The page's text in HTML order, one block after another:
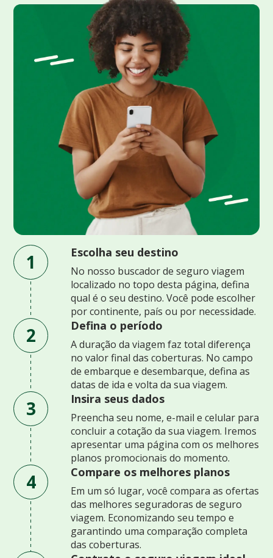
1 Escolha seu destino
No nosso buscador de seguro viagem
localizado no topo desta página, defina
qual é o seu destino. Você pode escolher
por continente, país ou por necessidade.
2 Defina o período
A duração da viagem faz total diferença
no valor final das coberturas. No campo
de embarque e desembarque, defina as
datas de ida e volta da sua viagem.
3 Insira seus dados
Preencha seu nome, e-mail e celular para
concluir a cotação da sua viagem. Iremos
apresentar uma página com os melhores
planos promocionais do momento.
4 Compare os melhores planos
Em um só lugar, você compara as ofertas
das melhores seguradoras de seguro
viagem. Economizando seu tempo e
garantindo uma comparação completa
das coberturas.